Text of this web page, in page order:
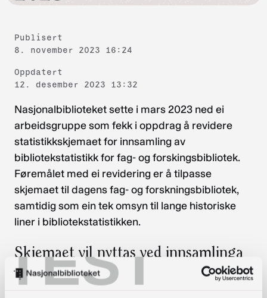
TEST
Publisert
8. november 2023 16:24
Oppdatert
12. desember 2023 13:32
Nasjonalbiblioteket sette i mars 2023 ned ei
arbeidsgruppe som fekk i oppdrag å revidere
statistikkskjemaet for innsamling av
bibliotekstatistikk for fag- og forskingsbibliotek.
Føremålet med ei revidering er å tilpasse
skjemaet til dagens fag- og forskningsbibliotek,
samtidig som ein tek omsyn til lange historiske
liner i bibliotekstatistikken.
Skjemaet vil nyttas ved innsamlinga
for 2023